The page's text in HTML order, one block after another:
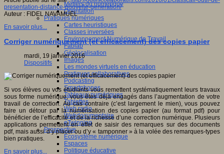
Métiers du numérique
Orientation
Pratiques numériques
Cartes heuristiques
Classes inversées
Environnement Numérique de Travail
Fablab
Géolocalisation
Images
Les mondes virtuels en éducation
Pratiques collaboratives
Podcasting
Smartphones
Tableaux numériques
Tablettes
Web radio
Webdocumentaire
eTwinning
Prospective
Ecosystème numérique
Espaces
Politique éducative
presentation-distance-nouvelle-generation/
Auteur : FIDEL NAVAMUEL
En savoir plus...
Corriger numériquement (et efficacement) des copies papier
mardi, 19 janvier 2016
Dispositifs
Si vos élèves ou vos étudiants vous remettent systématiquement leurs travaux
sous forme numérique, vous êtes déjà engagés dans l’augmentation de votre
travail de correction. Au cas contraire (c’est largement le mien), vous pouvez
faire un détour par la numérisation des copies papier (au format pdf) pour
bénéficier de l’efficacité et de la richesse d’une correction numérique. Plusieurs
applications permettent en effet de saisir des remarques sur des documents
pdf, mais aussi d’y placer ou d’y « tamponner » à la volée des remarques-types
bien pratiques.
En savoir plus...